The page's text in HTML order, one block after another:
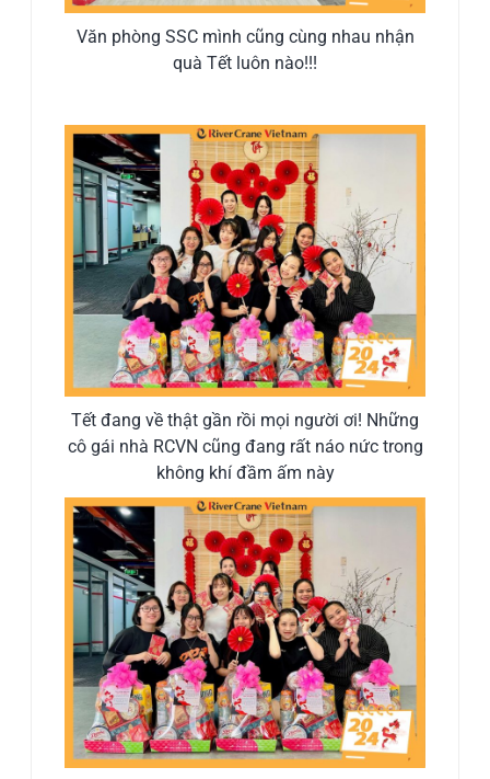
Văn phòng SSC mình cũng cùng nhau nhận
quà Tết luôn nào!!!
Tết đang về thật gần rồi mọi người ơi! Những
cô gái nhà RCVN cũng đang rất náo nức trong
không khí đầm ấm này